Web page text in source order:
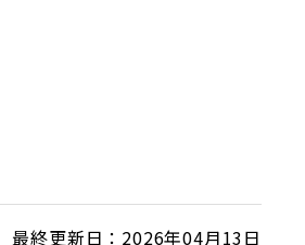
最終更新日：2026年04月13日